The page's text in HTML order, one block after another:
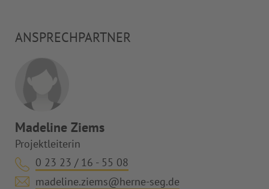
ANSPRECHPARTNER
Madeline Ziems
Projektleiterin
0 23 23 / 16 - 55 08
madeline.ziems@herne-seg.de